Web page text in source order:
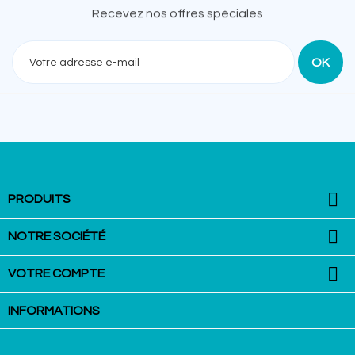
Recevez nos offres spéciales
PRODUITS 
NOTRE SOCIÉTÉ 
VOTRE COMPTE 
INFORMATIONS